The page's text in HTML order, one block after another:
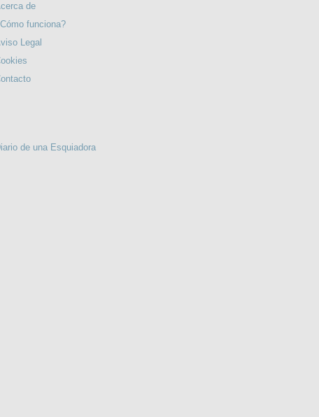
de
funciona?
Legal
de una Esquiadora